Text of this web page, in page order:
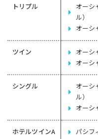
トリプル
オーシ
ル）
オーシ
ツイン
オーシ
オーシ
シングル
オーシ
ル）
オーシ
ホテルツインA パシフ